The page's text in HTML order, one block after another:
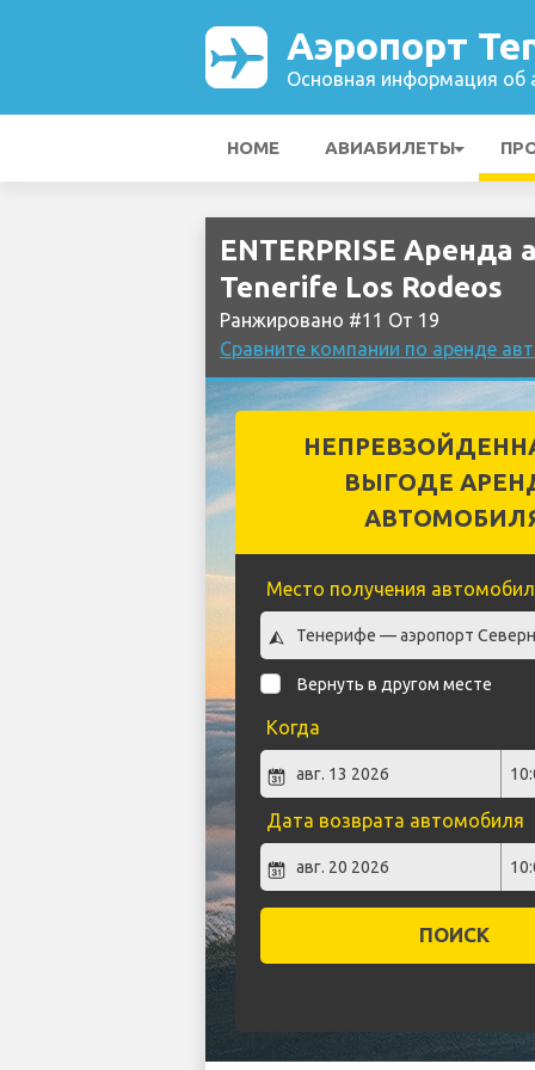
Аэропорт
Основная информация об
HOME АВИАБИЛЕТЫ
ENTERPRISE
Tenerife Los Rodeos
Ранжировано #11 От 19
Сравните компании по аренде
ВЫГОДЕ
Место получения
Вернуть в другом месте
Когда
Дата возврата автомобиля
ПОИСК